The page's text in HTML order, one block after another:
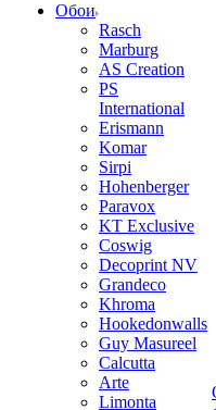
Обои
Rasch
Marburg
AS Creation
PS
International
Erismann
Komar
Sirpi
Hohenberger
Paravox
KT Exclusive
Coswig
Decoprint NV
Grandeco
Khroma
Hookedonwalls
Guy Masureel
Calcutta
Arte
Limonta